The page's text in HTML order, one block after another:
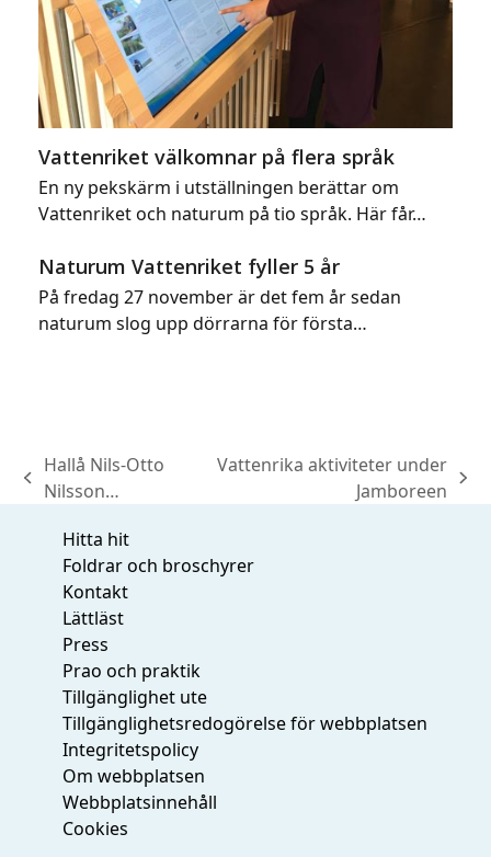
Vattenriket välkomnar på flera språk
En ny pekskärm i utställningen berättar om
Vattenriket och naturum på tio språk. Här får…
Naturum Vattenriket fyller 5 år
På fredag 27 november är det fem år sedan
naturum slog upp dörrarna för första…
previous
Hallå Nils-Otto
Nilsson…
Vattenrika aktiviteter under
Jamboreen
Hitta hit
Foldrar och broschyrer
Kontakt
Lättläst
Press
Prao och praktik
Tillgänglighet ute
Tillgänglighetsredogörelse för webbplatsen
Integritetspolicy
Om webbplatsen
Webbplatsinnehåll
Cookies